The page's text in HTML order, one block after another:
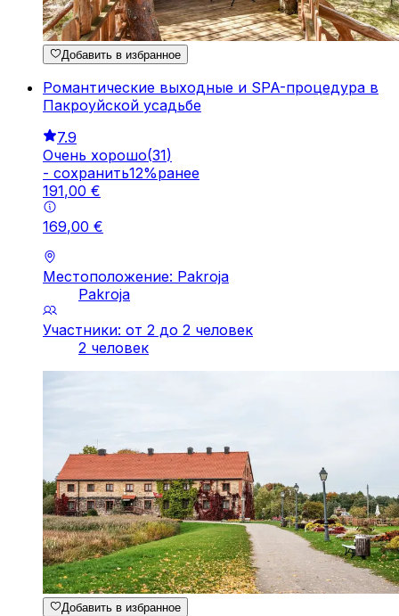
Добавить в избранное
Романтические выходные и SPA-процедура в
Пакроуйской усадьбе
7.9
Очень хорошо(31)
- cохранить12%ранее
191,00 €
169,00 €
Местоположение: Pakroja
Pakroja
Участники: от 2 до 2 человек
2 человек
Добавить в избранное